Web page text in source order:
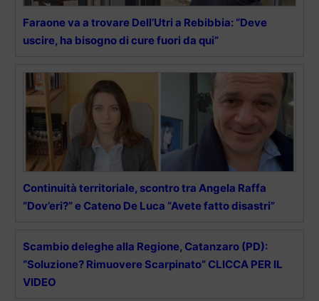
Faraone va a trovare Dell’Utri a Rebibbia: “Deve
uscire, ha bisogno di cure fuori da qui”
Continuità territoriale, scontro tra Angela Raffa
“Dov’eri?” e Cateno De Luca “Avete fatto disastri”
Scambio deleghe alla Regione, Catanzaro (PD):
“Soluzione? Rimuovere Scarpinato” CLICCA PER IL
VIDEO